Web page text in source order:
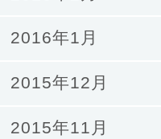
2016年1月
2015年12月
2015年11月